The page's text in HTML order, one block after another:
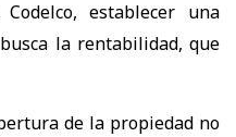
establecer una
la rentabilidad, que
de la propiedad no